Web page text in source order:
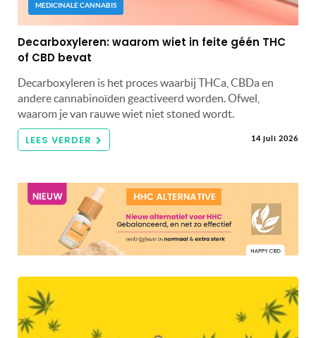
MEDICINALE CANNABIS
Decarboxyleren: waarom wiet in feite géén THC
of CBD bevat
Decarboxyleren is het proces waarbij THCa, CBDa en
andere cannabinoïden geactiveerd worden. Ofwel,
waarom je van rauwe wiet niet stoned wordt.
LEES VERDER 14 juli 2026